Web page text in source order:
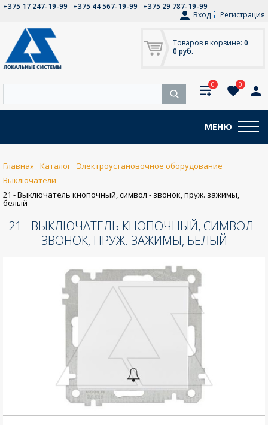
+375 17 247-19-99 +375 44 567-19-99
+375 29 787-19-99
Вход
Регистрация
Товаров в корзине: 0
0 руб.
0 0
МЕНЮ
Главная Каталог
Электроустановочное оборудование
Выключатели
21 - Выключатель кнопочный, символ - звонок, пруж. зажимы,
белый
21 - ВЫКЛЮЧАТЕЛЬ КНОПОЧНЫЙ, СИМВОЛ -
ЗВОНОК, ПРУЖ. ЗАЖИМЫ, БЕЛЫЙ